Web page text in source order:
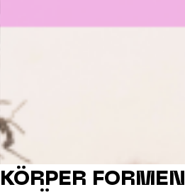
KÖRPER FORMEN